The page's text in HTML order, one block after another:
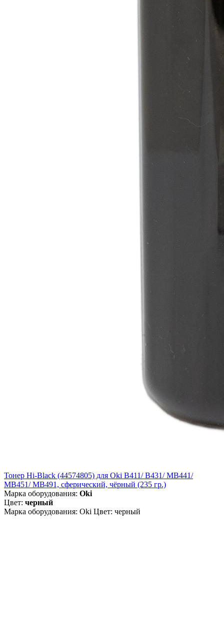
Тонер Hi-Black (44574805) для Oki B411/ B431/ MB441/
MB451/ MB491, сферический, чёрный (235 гр.)
Марка оборудования: Oki
Цвет: черный
Марка оборудования: Oki Цвет: черный